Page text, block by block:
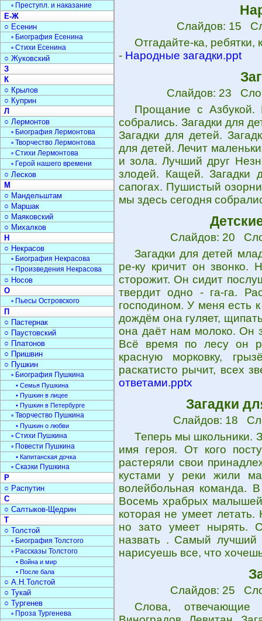
Слайдов: 15
Отгадайте-ка,
- Народные загадки.ppt
Слайдов: 23
Прощание с Азбукой.
собрались. Загадки для
Загадки для детей.
для детей. Лечит
и зола. Лучший друг
злодей. Кащей. Загадки
сапогах. Пушистый
мы здесь сегодня
Слайдов: 20
Загадки для детей
ре-ку кричит он
сторожит. Он сидит
твердит одно - га-га.
господином. У меня есть
дождём она гуляет,
она даёт нам молоко. Он
Всё время по лесу он
красную морковку,
раскатисто рычит, всех
ответами.pptx
Загадки
Слайдов: 18
Теперь мы школьники.
имя героя. От кого
растеряли свои
кустами у реки жили
волейбольная команда.
Восемь храбрых малышей
которая не умеет летать.
но зато умеет нырять.
назвать . Самый лучший
нарисуешь все, что
Слайдов: 25
Слова,
▫ Преступл. и наказание
Е-Ж
○ Есенин
▫ Биография Есенина
▫ Стихи Есенина
○ Жуковский
З
К
○ Крылов
○ Куприн
Л
○ Лермонтов
▫ Биография Лермонтова
▫ Творчество Лермонтова
▫ Стихи Лермонтова
▫ Герой нашего времени
○ Лесков
М
○ Мандельштам
○ Маршак
○ Маяковский
○ Михалков
Н
○ Некрасов
▫ Биография Некрасова
▫ Произведения Некрасова
○ Носов
О
▫ Пьесы Островского
П
○ Пастернак
○ Паустовский
○ Платонов
○ Пришвин
○ Пушкин
▫ Биография Пушкина
• Семья Пушкина
• Пушкин в лицее
• Пушкин в Петербурге
▫ Творчество Пушкина
• Пушкин о любви
▫ Стихи Пушкина
▫ Повести Пушкина
• Капитанская дочка
▫ Сказки Пушкина
Р
○ Распутин
С
○ Салтыков-Щедрин
Т
○ Толстой
▫ Биография Толстого
▫ Рассказы Толстого
• Война и мир
• После бала
○ А.Н.Толстой
○ Тукай
○ Тургенев
▫ Проза Тургенева